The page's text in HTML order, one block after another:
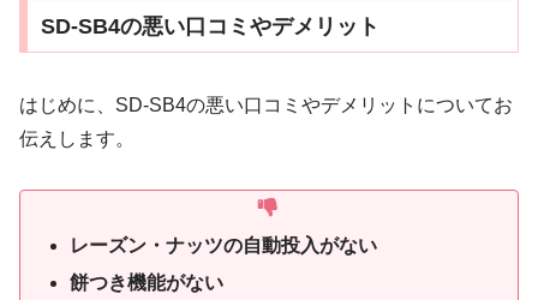
SD-SB4の悪い口コミやデメリット
はじめに、SD-SB4の悪い口コミやデメリットについてお
伝えします。
レーズン・ナッツの自動投入がない
餅つき機能がない